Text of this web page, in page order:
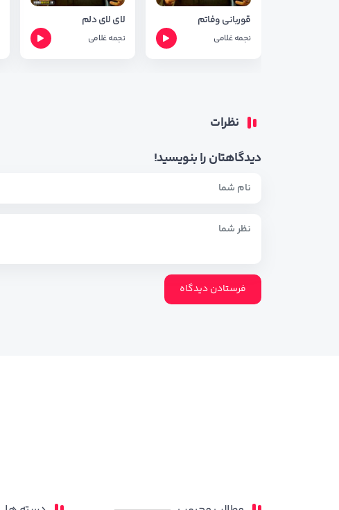
قوربانی وفاتم
نجمه غلامی
لای لای دلم
نجمه غلامی
نظرات
دیدگاهتان را بنویسید!